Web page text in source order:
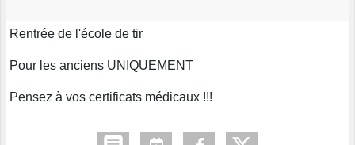
Rentrée de l'école de tir
Pour les anciens UNIQUEMENT
Pensez à vos certificats médicaux !!!